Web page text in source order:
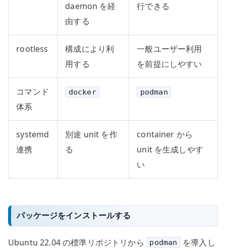
daemon を経
由する
行できる
rootless
構成により利
用する
一般ユーザー利用
を前提にしやすい
コマンド
体系
docker podman
systemd
連携
別途 unit を作
る
container から
unit を生成しやす
い
パッケージをインストールする
Ubuntu 22.04 の標準リポジトリから podman
を導入し